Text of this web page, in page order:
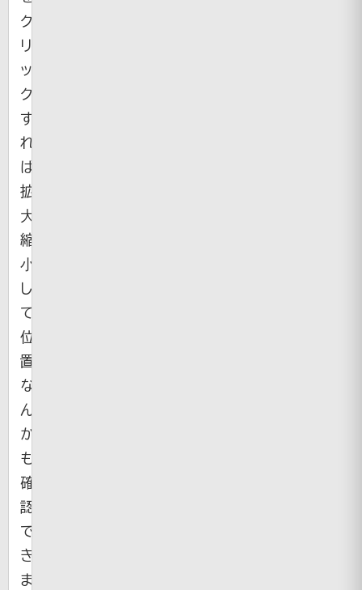
ク
リ
ッ
ク
す
れ
ば
拡
大・
縮
小
し
て
位
置
な
ん
か
も
確
認
で
き
ま